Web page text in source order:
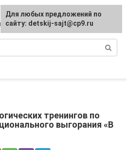
и родителей
тренингов по
выгорания «В
Для любых предложений по
сайту: detskij-sajt@cp9.ru